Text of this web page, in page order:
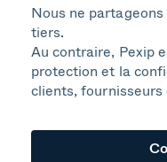
Nous ne
tiers.
Au contraire, Pexip
protection et la
clients,